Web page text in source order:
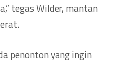
tegas Wilder, mantan
penonton yang ingin